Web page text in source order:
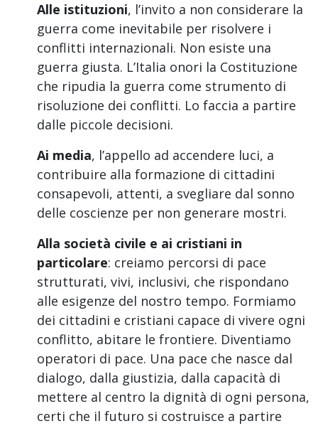
Alle istituzioni, l’invito a non considerare la
guerra come inevitabile per risolvere i
conflitti internazionali. Non esiste una
guerra giusta. L’Italia onori la Costituzione
che ripudia la guerra come strumento di
risoluzione dei conflitti. Lo faccia a partire
dalle piccole decisioni.
Ai media, l’appello ad accendere luci, a
contribuire alla formazione di cittadini
consapevoli, attenti, a svegliare dal sonno
delle coscienze per non generare mostri.
Alla società civile e ai cristiani in
particolare: creiamo percorsi di pace
strutturati, vivi, inclusivi, che rispondano
alle esigenze del nostro tempo. Formiamo
dei cittadini e cristiani capace di vivere ogni
conflitto, abitare le frontiere. Diventiamo
operatori di pace. Una pace che nasce dal
dialogo, dalla giustizia, dalla capacità di
mettere al centro la dignità di ogni persona,
certi che il futuro si costruisce a partire